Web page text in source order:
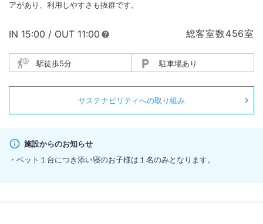
アがあり、利用しやすさも抜群です。
総客室数456室
IN チェックイン
15:00 / OUT チェックアウト
11:00
駅徒歩5分 駐車場あり
サステナビリティへの取り組み
施設からのお知らせ
・ベット１台につき添い寝のお子様は１名のみとなります。